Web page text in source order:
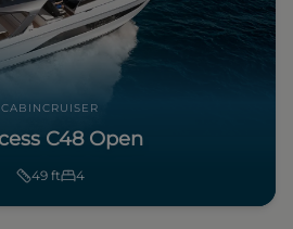
CABINCRUISER
C48 Open
49 ft 4